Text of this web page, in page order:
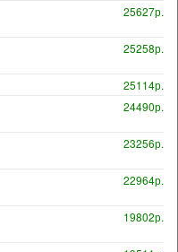
25627р.
25258р.
25114р.
24490р.
23256р.
22964р.
19802р.